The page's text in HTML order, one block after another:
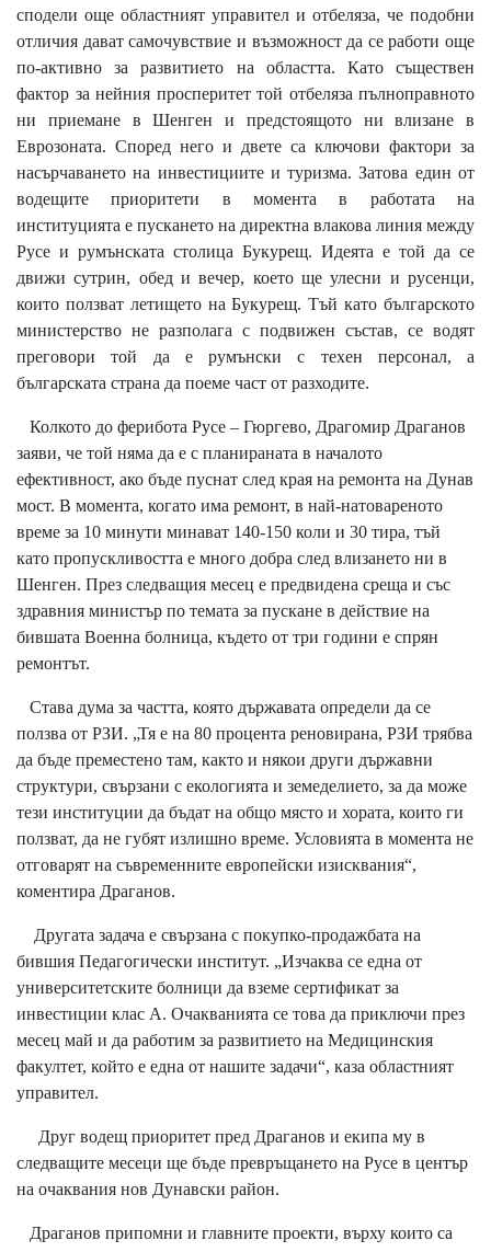
сподели още областният управител и отбеляза, че подобни
отличия дават самочувствие и възможност да се работи още
по-активно за развитието на областта. Като съществен
фактор за нейния просперитет той отбеляза пълноправното
ни приемане в Шенген и предстоящото ни влизане в
Еврозоната. Според него и двете са ключови фактори за
насърчаването на инвестициите и туризма. Затова един от
водещите приоритети в момента в работата на
институцията e пускането на директна влакова линия между
Русе и румънската столица Букурещ. Идеята е той да се
движи сутрин, обед и вечер, което ще улесни и русенци,
които ползват летището на Букурещ. Тъй като българското
министерство не разполага с подвижен състав, се водят
преговори той да е румънски с техен персонал, а
българската страна да поеме част от разходите.
Колкото до ферибота Русе – Гюргево, Драгомир Драганов
заяви, че той няма да е с планираната в началото
ефективност, ако бъде пуснат след края на ремонта на Дунав
мост. В момента, когато има ремонт, в най-натовареното
време за 10 минути минават 140-150 коли и 30 тира, тъй
като пропускливостта е много добра след влизането ни в
Шенген. През следващия месец е предвидена среща и със
здравния министър по темата за пускане в действие на
бившата Военна болница, където от три години е спрян
ремонтът.
Става дума за частта, която държавата определи да се
ползва от РЗИ. „Тя е на 80 процента реновирана, РЗИ трябва
да бъде преместено там, както и някои други държавни
структури, свързани с екологията и земеделието, за да може
тези институции да бъдат на общо място и хората, които ги
ползват, да не губят излишно време. Условията в момента не
отговарят на съвременните европейски изисквания“,
коментира Драганов.
Другата задача е свързана с покупко-продажбата на
бившия Педагогически институт. „Изчаква се една от
университетските болници да вземе сертификат за
инвестиции клас А. Очакванията се това да приключи през
месец май и да работим за развитието на Медицинския
факултет, който е една от нашите задачи“, каза областният
управител.
Друг водещ приоритет пред Драганов и екипа му в
следващите месеци ще бъде превръщането на Русе в център
на очаквания нов Дунавски район.
Драганов припомни и главните проекти, върху които са